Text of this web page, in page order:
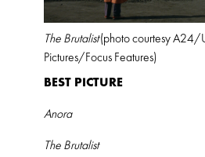
The Brutalist(photo courtesy A24/
Pictures/Focus Features)
BEST PICTURE
Anora
The Brutalist